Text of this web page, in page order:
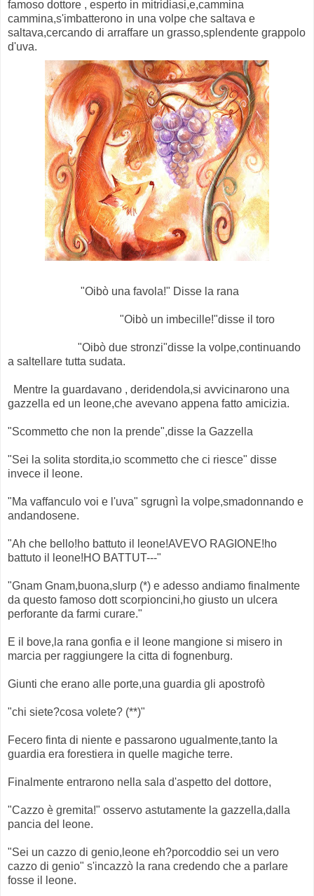
famoso dottore , esperto in mitridiasi,e,cammina
cammina,s'imbatterono in una volpe che saltava e
saltava,cercando di arraffare un grasso,splendente grappolo
d'uva.
"Oibò una favola!" Disse la rana
"Oibò un imbecille!"disse il toro
"Oibò due stronzi"disse la volpe,continuando
a saltellare tutta sudata.
Mentre la guardavano , deridendola,si avvicinarono una
gazzella ed un leone,che avevano appena fatto amicizia.
"Scommetto che non la prende",disse la Gazzella
"Sei la solita stordita,io scommetto che ci riesce" disse
invece il leone.
"Ma vaffanculo voi e l'uva" sgrugnì la volpe,smadonnando e
andandosene.
"Ah che bello!ho battuto il leone!AVEVO RAGIONE!ho
battuto il leone!HO BATTUT---"
"Gnam Gnam,buona,slurp (*) e adesso andiamo finalmente
da questo famoso dott scorpioncini,ho giusto un ulcera
perforante da farmi curare."
E il bove,la rana gonfia e il leone mangione si misero in
marcia per raggiungere la citta di fognenburg.
Giunti che erano alle porte,una guardia gli apostrofò
"chi siete?cosa volete? (**)"
Fecero finta di niente e passarono ugualmente,tanto la
guardia era forestiera in quelle magiche terre.
Finalmente entrarono nella sala d'aspetto del dottore,
"Cazzo è gremita!" osservo astutamente la gazzella,dalla
pancia del leone.
"Sei un cazzo di genio,leone eh?porcoddio sei un vero
cazzo di genio" s'incazzò la rana credendo che a parlare
fosse il leone.